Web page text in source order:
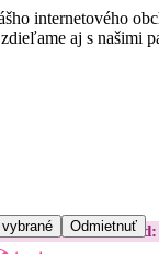
internetového
aj s našimi
Odmietnuť
€ LACNEJŠIE